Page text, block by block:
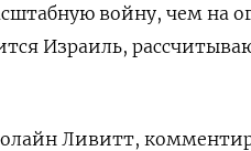
войну, чем на
Израиль,
Ливитт,